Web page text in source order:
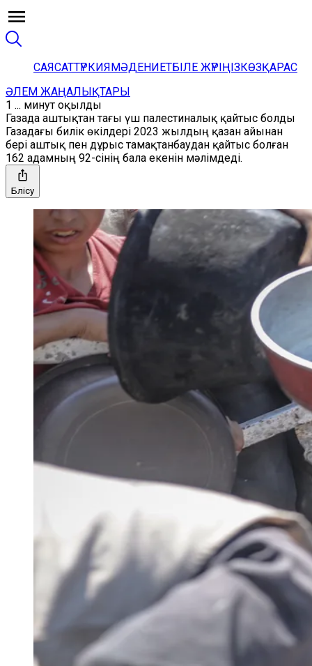
САЯСАТТҮРКИЯМӘДЕНИЕТБІЛЕ ЖҮРІҢІЗКӨЗҚАРАС
ӘЛЕМ ЖАҢАЛЫҚТАРЫ
1 ... минут оқылды
Газада аштықтан тағы үш палестиналық қайтыс болды
Газадағы билік өкілдері 2023 жылдың қазан айынан
бері аштық пен дұрыс тамақтанбаудан қайтыс болған
162 адамның 92-сінің бала екенін мәлімдеді.
Бөлісу